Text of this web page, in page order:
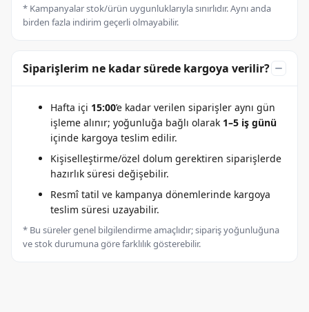
* Kampanyalar stok/ürün uygunluklarıyla sınırlıdır. Aynı anda
birden fazla indirim geçerli olmayabilir.
Siparişlerim ne kadar sürede kargoya verilir?
Hafta içi 15:00’e kadar verilen siparişler aynı gün
işleme alınır; yoğunluğa bağlı olarak 1–5 iş günü
içinde kargoya teslim edilir.
Kişiselleştirme/özel dolum gerektiren siparişlerde
hazırlık süresi değişebilir.
Resmî tatil ve kampanya dönemlerinde kargoya
teslim süresi uzayabilir.
* Bu süreler genel bilgilendirme amaçlıdır; sipariş yoğunluğuna
ve stok durumuna göre farklılık gösterebilir.